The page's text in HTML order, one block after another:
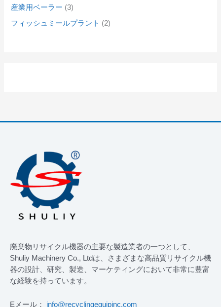
産業用ベーラー 3
フィッシュミールプラント 2
廃棄物リサイクル機器の主要な製造業者の一つとして、
Shuliy Machinery Co., Ltdは、さまざまな高品質リサイクル機
器の設計、研究、製造、マーケティングにおいて非常に豊富
な経験を持っています。
Eメール： info@recyclingequipinc.com